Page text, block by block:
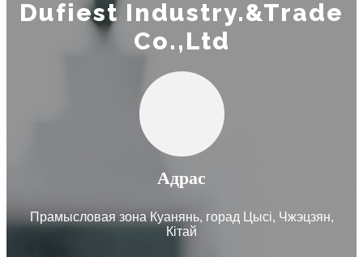
Dufiest Industry.&Trade
Co.,Ltd
Адрас
Прамысловая зона Куанянь, горад Цысі, Чжэцзян,
Кітай